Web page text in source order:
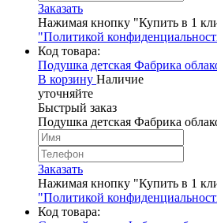
Заказать
Нажимая кнопку "Купить в 1
"Политикой
Код товара:
Подушка детская Фабрика
В корзину Наличие
уточняйте
Быстрый заказ
Подушка детская Фабрика
Заказать
Нажимая кнопку "Купить в 1
"Политикой
Код товара: